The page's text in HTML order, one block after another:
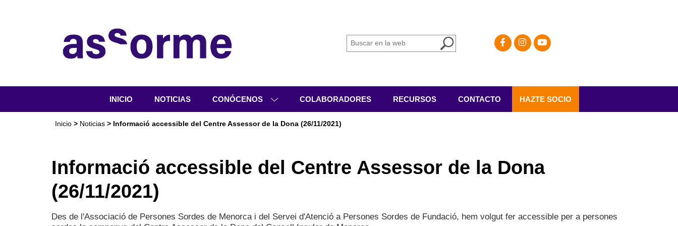
INICIO NOTICIAS CONÓCENOS
ACTIVIDADES
COLABORADORES RECURSOS CONTACTO HAZTE SOCIO
Inicio> Noticias> Informació accessible del Centre Assessor de la Dona (26/11/2021)
Informació accessible del Centre Assessor de la Dona
(26/11/2021)
Des de l'Associació de Persones Sordes de Menorca i del Servei d'Atenció a Persones Sordes de Fundació, hem volgut fer accessible per a persones